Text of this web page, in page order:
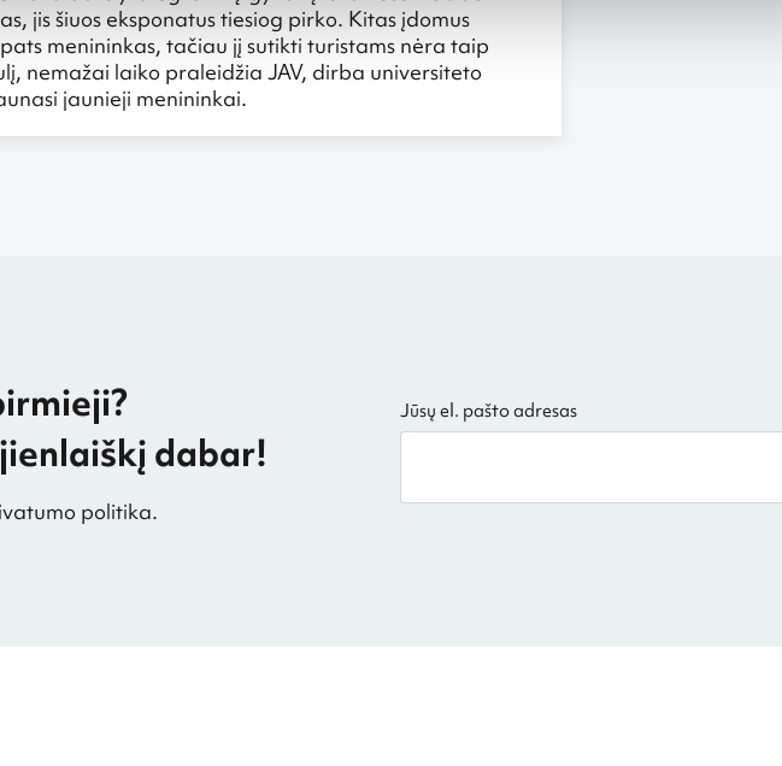
jis šiuos eksponatus tiesiog pirko. Kitas įdomus
menininkas, tačiau jį sutikti turistams nėra taip
nemažai laiko praleidžia JAV, dirba universiteto
jaunieji menininkai.
dabar!
politika.
Jūsų el. pašto adresas